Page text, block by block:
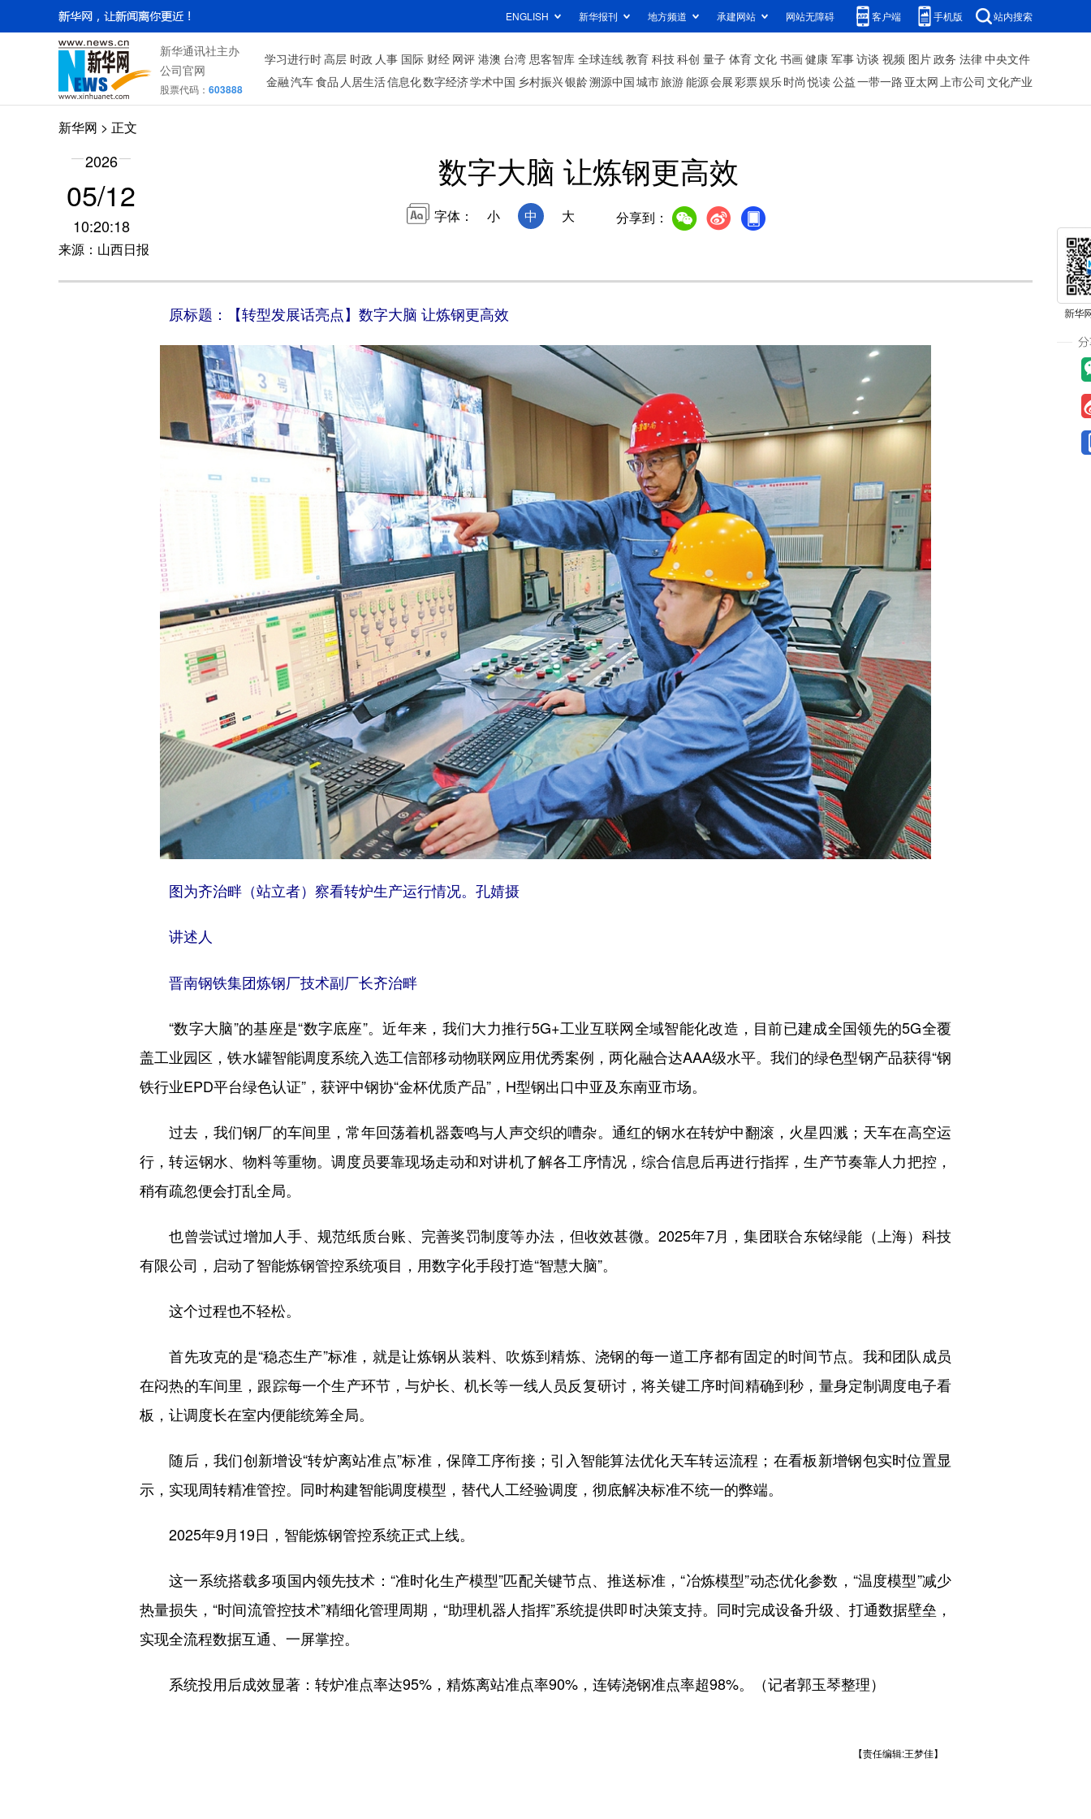
ENGLISH 新华报刊 地方频道 承建网站 网站无障碍 客户端 手机版 站内搜索
新华通讯社主办
公司官网
股票代码： 603888
学习进行时高层 时政 人事 国际 财经 网评 港澳 台湾 思客智库 全球连线教育 科技科创 量子 体育文化 书画健康 军事访谈 视频 图片政务 法律中央文件
金融汽车食品 人居生活信息化数字经济学术中国 乡村振兴银龄溯源中国城市旅游能源会展彩票娱乐时尚 悦读公益一带一路 亚太网上市公司 文化产业
新华网 > 正文
2026
05/12
10:20:18
来源：山西日报
数字大脑 让炼钢更高效
字体： 小 中 大 分享到：
原标题：【转型发展话亮点】数字大脑 让炼钢更高效
图为齐治畔（站立者）察看转炉生产运行情况。孔婧摄
讲述人
晋南钢铁集团炼钢厂技术副厂长齐治畔
“数字大脑”的基座是“数字底座”。近年来，我们大力推行5G+工业互联网全域智能化改造，目前已建成全国领先的5G全覆
盖工业园区，铁水罐智能调度系统入选工信部移动物联网应用优秀案例，两化融合达AAA级水平。我们的绿色型钢产品获得“钢
铁行业EPD平台绿色认证”，获评中钢协“金杯优质产品”，H型钢出口中亚及东南亚市场。
过去，我们钢厂的车间里，常年回荡着机器轰鸣与人声交织的嘈杂。通红的钢水在转炉中翻滚，火星四溅；天车在高空运
行，转运钢水、物料等重物。调度员要靠现场走动和对讲机了解各工序情况，综合信息后再进行指挥，生产节奏靠人力把控，
稍有疏忽便会打乱全局。
也曾尝试过增加人手、规范纸质台账、完善奖罚制度等办法，但收效甚微。2025年7月，集团联合东铭绿能（上海）科技
有限公司，启动了智能炼钢管控系统项目，用数字化手段打造“智慧大脑”。
这个过程也不轻松。
首先攻克的是“稳态生产”标准，就是让炼钢从装料、吹炼到精炼、浇钢的每一道工序都有固定的时间节点。我和团队成员
在闷热的车间里，跟踪每一个生产环节，与炉长、机长等一线人员反复研讨，将关键工序时间精确到秒，量身定制调度电子看
板，让调度长在室内便能统筹全局。
随后，我们创新增设“转炉离站准点”标准，保障工序衔接；引入智能算法优化天车转运流程；在看板新增钢包实时位置显
示，实现周转精准管控。同时构建智能调度模型，替代人工经验调度，彻底解决标准不统一的弊端。
2025年9月19日，智能炼钢管控系统正式上线。
这一系统搭载多项国内领先技术：“准时化生产模型”匹配关键节点、推送标准，“冶炼模型”动态优化参数，“温度模型”减少
热量损失，“时间流管控技术”精细化管理周期，“助理机器人指挥”系统提供即时决策支持。同时完成设备升级、打通数据壁垒，
实现全流程数据互通、一屏掌控。
系统投用后成效显著：转炉准点率达95%，精炼离站准点率90%，连铸浇钢准点率超98%。（记者郭玉琴整理）
【责任编辑:王梦佳】